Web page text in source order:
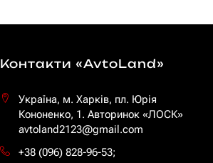
Контакти «AvtoLand»
Україна, м. Харків, пл. Юрія
Кононенко, 1. Авторинок «ЛОСК»
avtoland2123@gmail.com
+38 (096) 828-96-53;